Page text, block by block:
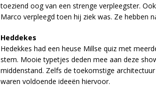
toeziend oog van een strenge verpleegster.
Marco verpleegd toen hij ziek was. Ze hebben
Heddekes
Hedekkes had een heuse Millse quiz met
stem. Mooie typetjes deden mee aan deze
middenstand. Zelfs de toekomstige
waren voldoende ideeën hiervoor.